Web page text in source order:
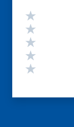
Valutazione